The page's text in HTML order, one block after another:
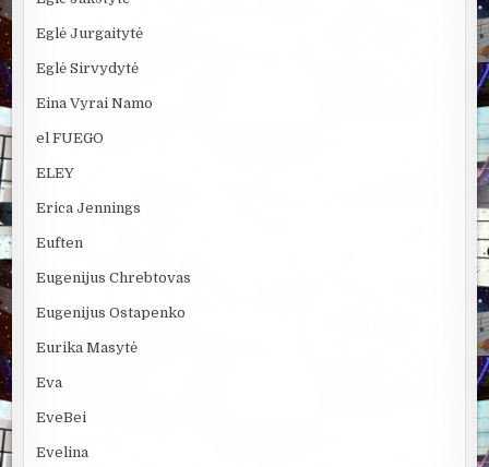
Eglė Jurgaitytė
Eglė Sirvydytė
Eina Vyrai Namo
el FUEGO
ELEY
Erica Jennings
Euften
Eugenijus Chrebtovas
Eugenijus Ostapenko
Eurika Masytė
Eva
EveBei
Evelina